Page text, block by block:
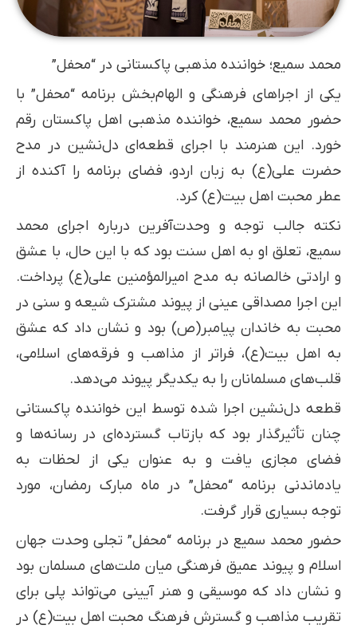
محمد سمیع؛ خواننده مذهبی پاکستانی در “محفل”
یکی از اجراهای فرهنگی و الهام‌بخش برنامه “محفل” با
حضور محمد سمیع، خواننده مذهبی اهل پاکستان رقم
خورد. این هنرمند با اجرای قطعه‌ای دل‌نشین در مدح
حضرت علی(ع) به زبان اردو، فضای برنامه را آکنده از
عطر محبت اهل بیت(ع) کرد.
نکته جالب توجه و وحدت‌آفرین درباره اجرای محمد
سمیع، تعلق او به اهل سنت بود که با این حال، با عشق
و ارادتی خالصانه به مدح امیرالمؤمنین علی(ع) پرداخت.
این اجرا مصداقی عینی از پیوند مشترک شیعه و سنی در
محبت به خاندان پیامبر(ص) بود و نشان داد که عشق
به اهل بیت(ع)، فراتر از مذاهب و فرقه‌های اسلامی،
قلب‌های مسلمانان را به یکدیگر پیوند می‌دهد.
قطعه دل‌نشین اجرا شده توسط این خواننده پاکستانی
چنان تأثیرگذار بود که بازتاب گسترده‌ای در رسانه‌ها و
فضای مجازی یافت و به عنوان یکی از لحظات به
یادماندنی برنامه “محفل” در ماه مبارک رمضان، مورد
توجه بسیاری قرار گرفت.
حضور محمد سمیع در برنامه “محفل” تجلی وحدت جهان
اسلام و پیوند عمیق فرهنگی میان ملت‌های مسلمان بود
و نشان داد که موسیقی و هنر آیینی می‌تواند پلی برای
تقریب مذاهب و گسترش فرهنگ محبت اهل بیت(ع) در